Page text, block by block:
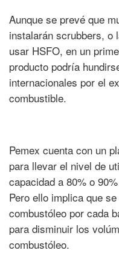
Aunque se prevé que
instalarán scrubbers, o
usar HSFO, en un
producto podría
internacionales por el
combustible.
Pemex cuenta con un
para llevar el nivel de
capacidad a 80% o
Pero ello implica que
combustóleo por cada
para disminuir los
combustóleo.